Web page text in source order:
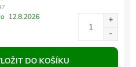
12.8.2026
DO KOŠÍKU